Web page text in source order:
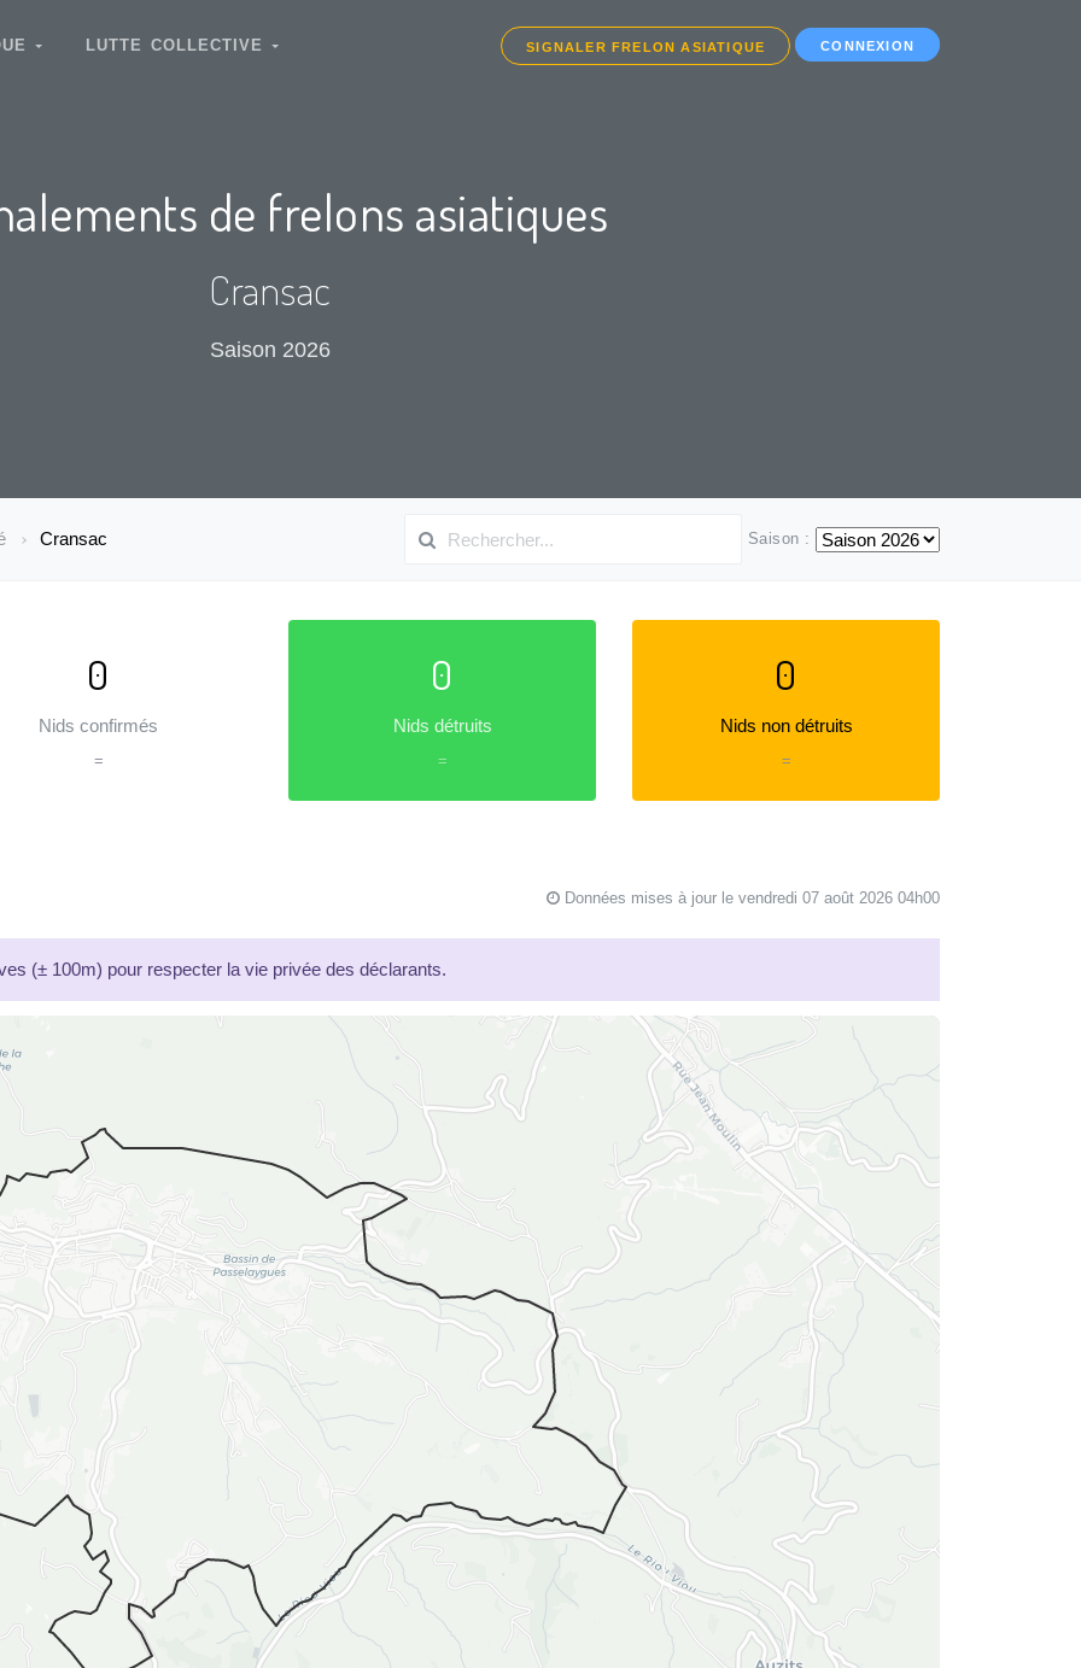
LUTTE COLLECTIVE SIGNALER FRELON ASIATIQUE CONNEXION
de frelons asiatiques
Cransac
Saison 2026
Cransac Saison :
0
Nids confirmés
=
0
Nids détruits
=
0
Nids non détruits
=
Données mises à jour le vendredi 07 août 2026 04h00
(± 100m) pour respecter la vie privée des déclarants.